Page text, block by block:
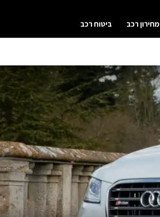
מחירון רכב ביטוח רכב